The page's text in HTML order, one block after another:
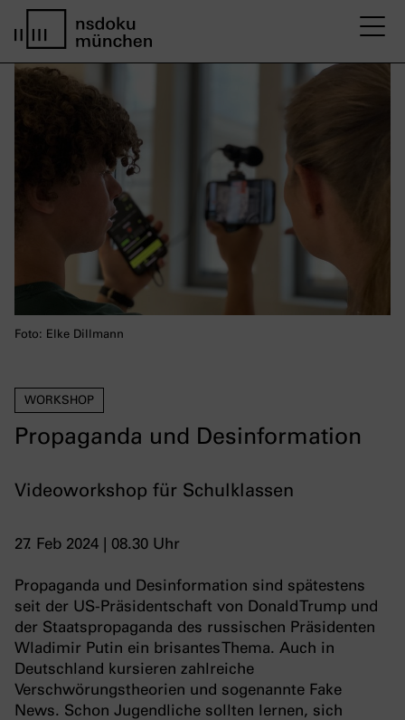
WORKSHOP
Propaganda und Desinformation
Videoworkshop für Schulklassen
27. Feb 2024 | 08.30 Uhr
Foto: Elke Dillmann
Propaganda und Desinformation sind spätestens
seit der US-Präsidentschaft von Donald Trump und
der Staatspropaganda des russischen Präsidenten
Wladimir Putin ein brisantes Thema. Auch in
Deutschland kursieren zahlreiche
Verschwörungstheorien und sogenannte Fake
News. Schon Jugendliche sollten lernen, sich